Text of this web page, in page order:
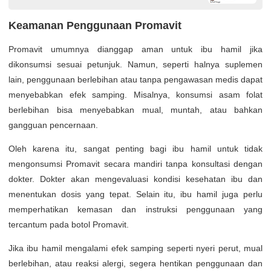
Keamanan Penggunaan Promavit
Promavit umumnya dianggap aman untuk ibu hamil jika
dikonsumsi sesuai petunjuk. Namun, seperti halnya suplemen
lain, penggunaan berlebihan atau tanpa pengawasan medis dapat
menyebabkan efek samping. Misalnya, konsumsi asam folat
berlebihan bisa menyebabkan mual, muntah, atau bahkan
gangguan pencernaan.
Oleh karena itu, sangat penting bagi ibu hamil untuk tidak
mengonsumsi Promavit secara mandiri tanpa konsultasi dengan
dokter. Dokter akan mengevaluasi kondisi kesehatan ibu dan
menentukan dosis yang tepat. Selain itu, ibu hamil juga perlu
memperhatikan kemasan dan instruksi penggunaan yang
tercantum pada botol Promavit.
Jika ibu hamil mengalami efek samping seperti nyeri perut, mual
berlebihan, atau reaksi alergi, segera hentikan penggunaan dan